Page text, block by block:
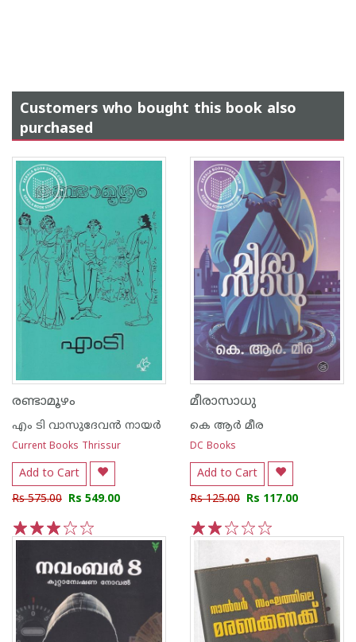
Customers who bought this book also
purchased
രണ്ടാമൂഴം
എം ടി വാസുദേവന്‍ നായര്‍
Current Books Thrissur
Add to Cart
Rs 575.00 Rs 549.00
5
4
3
2
1
മീരാസാധു
കെ ആര്‍ മീര
DC Books
Add to Cart
Rs 125.00 Rs 117.00
2